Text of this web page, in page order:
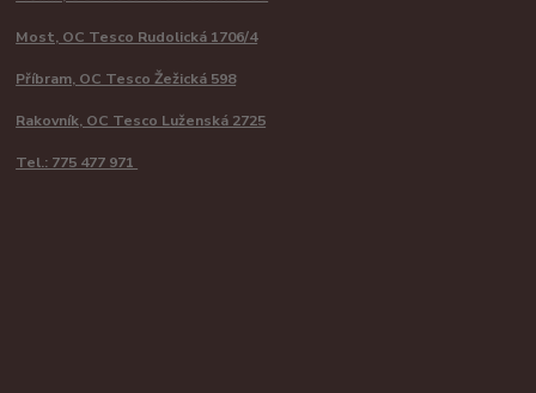
Most, OC Tesco Rudolická 1706/4
Příbram, OC Tesco Žežická 598
Rakovník, OC Tesco Luženská 2725
Tel.: 775 477 971